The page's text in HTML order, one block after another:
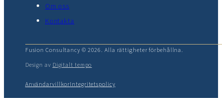
Om oss
Kontakta
Fusion Consultancy © 2026. Alla rättigheter förbehållna.
Design av Digitalt tempo
AnvändarvillkorIntegritetspolicy